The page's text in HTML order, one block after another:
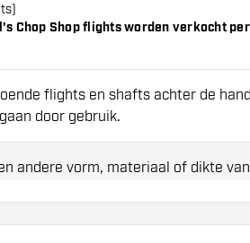
Chop Shop flights worden verkocht
flights en shafts achter de
door gebruik.
andere vorm, materiaal of dikte